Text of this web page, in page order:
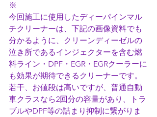
※
今回施工に使用したディーパインマル
チクリーナーは、下記の画像資料でも
分かるように、クリーンディーゼルの
泣き所であるインジェクターを含む燃
料ライン・DPF・EGR・EGRクーラーに
も効果が期待できるクリーナーです。
若干、お値段は高いですが、普通自動
車クラスなら2回分の容量があり、トラ
ブルやDPF等の詰まり抑制に繋がりま